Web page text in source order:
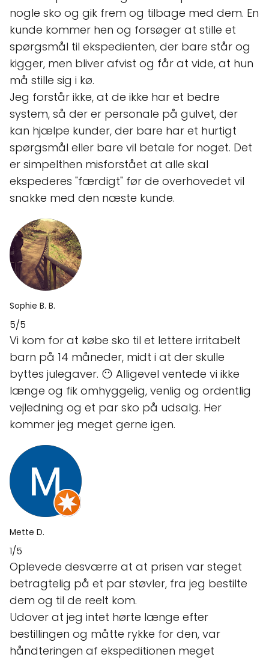
nogle sko og gik frem og tilbage med dem. En
kunde kommer hen og forsøger at stille et
spørgsmål til ekspedienten, der bare står og
kigger, men bliver afvist og får at vide, at hun
må stille sig i kø.
Jeg forstår ikke, at de ikke har et bedre
system, så der er personale på gulvet, der
kan hjælpe kunder, der bare har et hurtigt
spørgsmål eller bare vil betale for noget. Det
er simpelthen misforstået at alle skal
ekspederes "færdigt" før de overhovedet vil
snakke med den næste kunde.
Sophie B. B.
5/5
Vi kom for at købe sko til et lettere irritabelt
barn på 14 måneder, midt i at der skulle
byttes julegaver. 😶 Alligevel ventede vi ikke
længe og fik omhyggelig, venlig og ordentlig
vejledning og et par sko på udsalg. Her
kommer jeg meget gerne igen.
Mette D.
1/5
Oplevede desværre at at prisen var steget
betragtelig på et par støvler, fra jeg bestilte
dem og til de reelt kom.
Udover at jeg intet hørte længe efter
bestillingen og måtte rykke for den, var
håndteringen af ekspeditionen meget